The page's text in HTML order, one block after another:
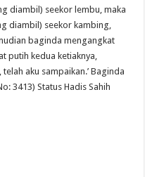
diambil) seekor lembu, maka
diambil) seekor kambing,
baginda mengangkat
putih kedua ketiaknya,
aku sampaikan.’ Baginda
3413) Status Hadis Sahih